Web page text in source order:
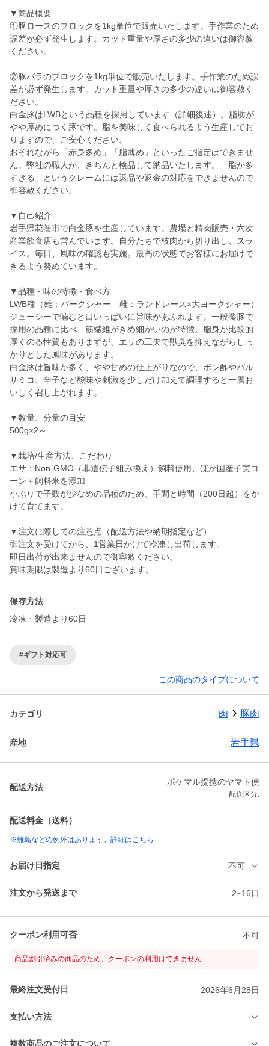
▼商品概要
①豚ロースのブロックを1kg単位で販売いたします。手作業のため
誤差が必ず発生します。カット重量や厚さの多少の違いは御容赦
ください。
②豚バラのブロックを1kg単位で販売いたします。手作業のため誤
差が必ず発生します。カット重量や厚さの多少の違いは御容赦く
ださい。
白金豚はLWBという品種を採用しています（詳細後述）。脂肪が
やや厚めにつく豚です。脂を美味しく食べられるよう生産してお
りますので、ご安心ください。
おそれながら「赤身多め」「脂薄め」といったご指定はできませ
ん。弊社の職人が、きちんと検品して納品いたします。「脂が多
すぎる」というクレームには返品や返金の対応をできませんので
御容赦ください。
▼自己紹介
岩手県花巻市で白金豚を生産しています。農場と精肉販売・六次
産業飲食店も営んでいます。自分たちで枝肉から切り出し、スラ
イス。毎日、風味の確認も実施。最高の状態でお客様にお届けで
きるよう努めています。
▼品種・味の特徴・食べ方
LWB種（雄：バークシャー 雌：ランドレース×大ヨークシャー）
ジューシーで噛むと口いっぱいに旨味があふれます。一般養豚で
採用の品種に比べ、筋繊維がきめ細かいのが特徴。脂身が比較的
厚くのる性質もありますが、エサの工夫で獣臭を抑えながらしっ
かりとした風味があります。
白金豚は旨味が多く、やや甘めの仕上がりなので、ポン酢やバル
サミコ、辛子など酸味や刺激を少しだけ加えて調理すると一層お
いしく召し上がれます。
▼数量、分量の目安
500g×2～
▼栽培/生産方法、こだわり
エサ：Non-GMO（非遺伝子組み換え）飼料使用、ほか国産子実コ
ーン＋飼料米を添加
小ぶりで子数が少なめの品種のため、手間と時間（200日超）をか
けて育てます。
▼注文に際しての注意点（配送方法や納期指定など）
御注文を受けてから、1営業日かけて冷凍し出荷します。
即日出荷が出来ませんので御容赦ください。
賞味期限は製造より60日ございます。
保存方法
冷凍・製造より60日
#ギフト対応可
この商品のタイプについて
カテゴリ 肉 豚肉
産地 岩手県
配送方法
ポケマル提携のヤマト便
配送区分:
配送料金（送料）
※離島などの例外はあります。詳細はこちら
お届け日指定 不可
注文から発送まで 2~16日
クーポン利用可否 不可
商品割引済みの商品のため、クーポンの利用はできません
最終注文受付日 2026年6月28日
支払い方法
複数商品のご注文について